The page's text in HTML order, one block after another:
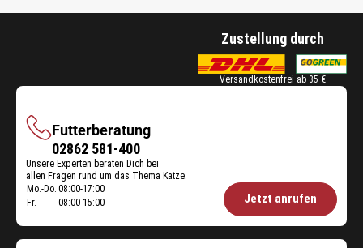
Zustellung durch
Versandkostenfrei ab 35 €
Futterberatung
Futterberatung
02862 581-400
Unsere Experten beraten Dich bei
allen Fragen rund um das Thema Katze.
Öffnungszeiten
Mo.-Do. 08:00-17:00
Fr.
08:00-15:00 Jetzt anrufen